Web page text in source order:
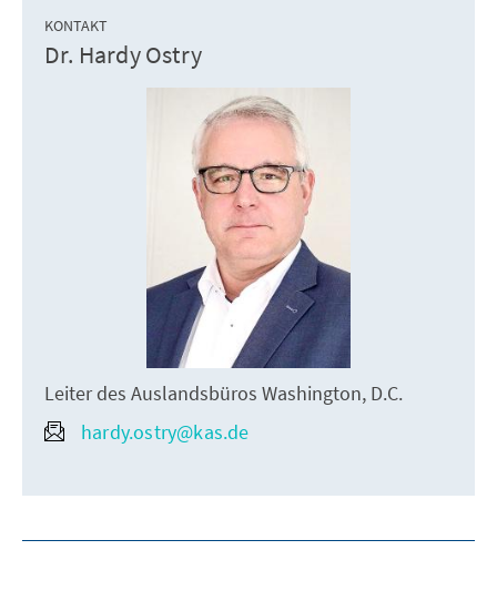
KONTAKT
Dr. Hardy Ostry
Leiter des Auslandsbüros Washington, D.C.
hardy.ostry@kas.de